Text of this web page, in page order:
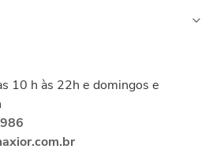
10 h às 22h e domingos e